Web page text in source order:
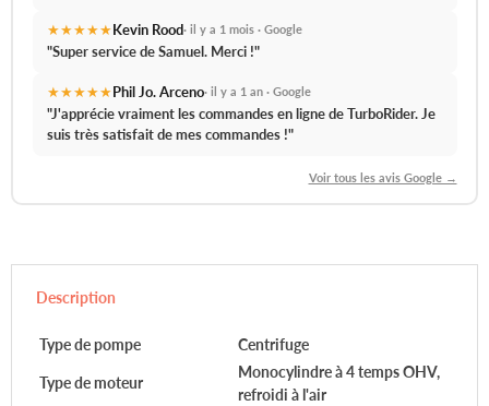
★★★★★Kevin Rood· il y a 1 mois · Google
"Super service de Samuel.Merci !"
★★★★★Phil Jo. Arceno· il y a 1 an · Google
"J'apprécie vraiment les commandes en ligne de TurboRider.Je
suis très satisfait de mes commandes !"
Voir tous les avis Google →
Description
Type de pompe Centrifuge
Type de moteur
Monocylindre à 4 temps OHV,
refroidi à l'air